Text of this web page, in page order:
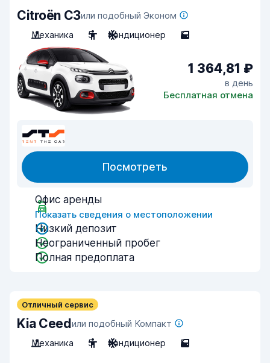
Citroën C3или подобный Эконом
Механика
5 Кондиционер 5
1 364,81 ₽
в день
Бесплатная отмена
Посмотреть
Офис аренды
Показать сведения о местоположении
Низкий депозит
Неограниченный пробег
Полная предоплата
Отличный сервис
Kia Ceedили подобный Компакт
Механика
5 Кондиционер 5